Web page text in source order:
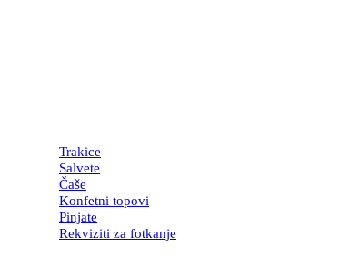
Trakice
Salvete
Čaše
Konfetni topovi
Pinjate
Rekviziti za fotkanje